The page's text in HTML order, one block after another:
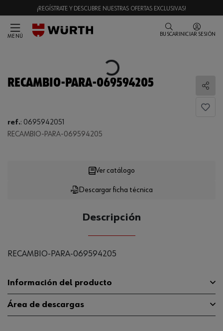
¡REGÍSTRATE Y DESCUBRE NUESTRAS OFERTAS EXCLUSIVAS!
MENÚ BUSCAR INICIAR SESIÓN
Loading...
RECAMBIO-PARA-069594205
ref.: 0695942051
RECAMBIO-PARA-069594205
Loading...
Descargar ficha técnica
Ver catálogo
Descripción
RECAMBIO-PARA-069594205
Información del producto
Código del sistema armonizado 39249000900
Área de descargas